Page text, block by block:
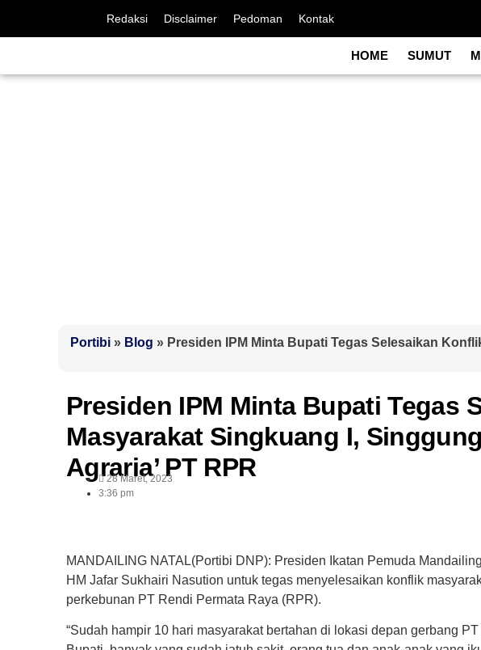
Redaksi Disclaimer Pedoman Kontak
HOME SUMUT
Portibi » Blog » Presiden IPM Minta Bupati Tegas Selesaikan
Presiden IPM Minta Bupati Tegas
Masyarakat Singkuang I,
Agraria’ PT RPR
28 Maret, 2023
3:36 pm
MANDAILING NATAL(Portibi DNP): Presiden Ikatan Pemuda
HM Jafar Sukhairi Nasution untuk tegas menyelesaikan konflik
perkebunan PT Rendi Permata Raya (RPR).
“Sudah hampir 10 hari masyarakat bertahan di lokasi depan gerbang